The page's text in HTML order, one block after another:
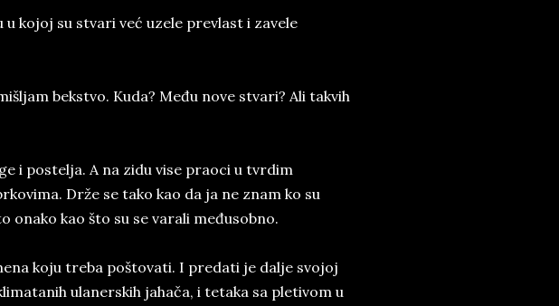
u kojoj su stvari već uzele prevlast i zavele
bekstvo. Kuda? Među nove stvari? Ali takvih
i postelja. A na zidu vise praoci u tvrdim
Drže se tako kao da ja ne znam ko su
kao što su se varali međusobno.
koju treba poštovati. I predati je dalje svojoj
ulanerskih jahača, i tetaka sa pletivom u